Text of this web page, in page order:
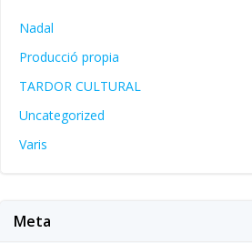
Nadal
Producció propia
TARDOR CULTURAL
Uncategorized
Varis
Meta